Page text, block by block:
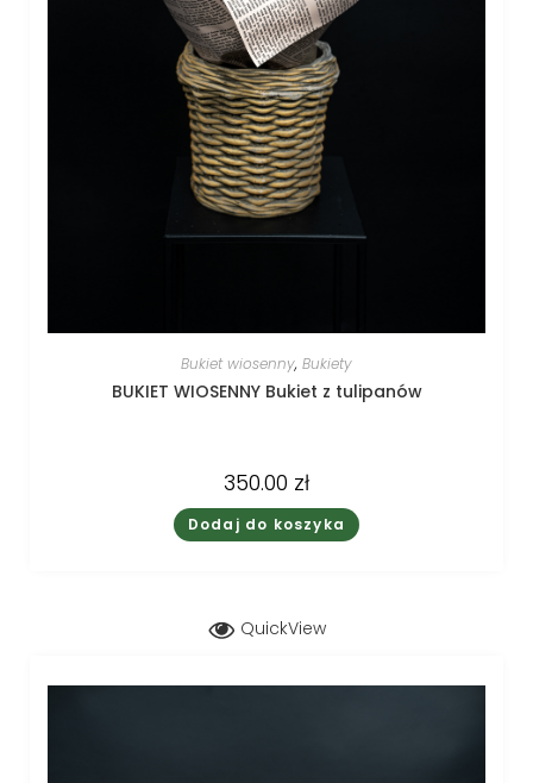
Bukiet wiosenny, Bukiety
BUKIET WIOSENNY Bukiet z tulipanów
350.00 zł
Dodaj do koszyka
QuickView